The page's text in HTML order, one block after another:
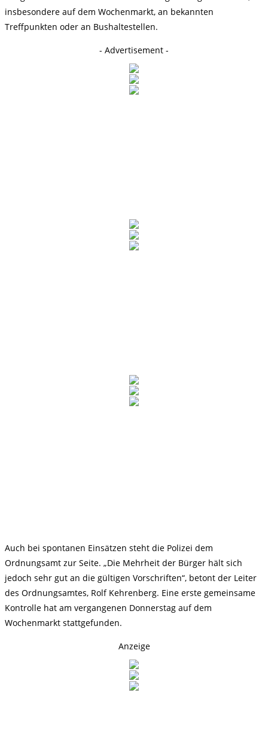
insbesondere auf dem Wochenmarkt, an bekannten
Treffpunkten oder an Bushaltestellen.
- Advertisement -
Auch bei spontanen Einsätzen steht die Polizei dem
Ordnungsamt zur Seite. „Die Mehrheit der Bürger hält sich
jedoch sehr gut an die gültigen Vorschriften“, betont der Leiter
des Ordnungsamtes, Rolf Kehrenberg. Eine erste gemeinsame
Kontrolle hat am vergangenen Donnerstag auf dem
Wochenmarkt stattgefunden.
Anzeige